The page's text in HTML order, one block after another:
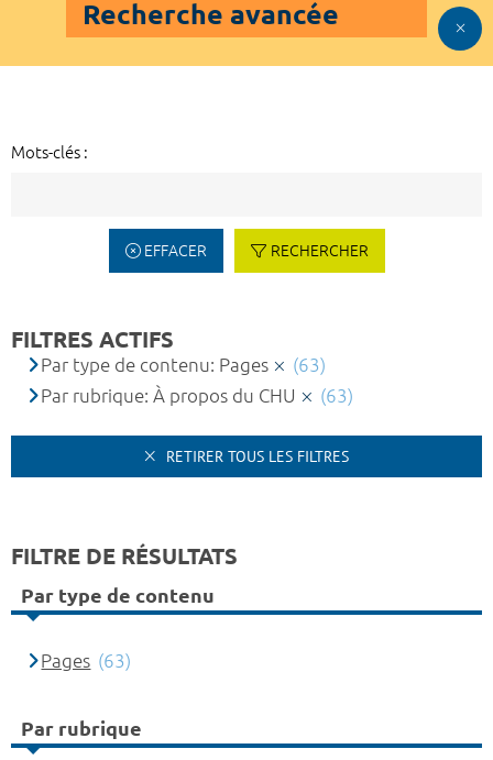
Recherche avancée
Mots-clés :
EFFACER RECHERCHER
FILTRES ACTIFS
Par type de contenu: Pages
(63)
Par rubrique: À propos du CHU
(63)
RETIRER TOUS LES FILTRES
FILTRE DE RÉSULTATS
Par type de contenu
Pages (63)
Par rubrique